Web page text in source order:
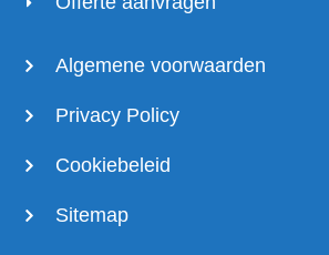
Algemene voorwaarden
Privacy Policy
Cookiebeleid
Sitemap